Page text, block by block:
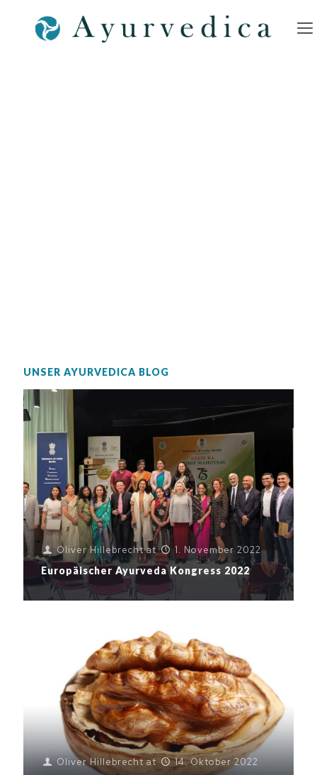
UNSER AYURVEDICA BLOG
Oliver Hillebrecht at
1. November 2022
Europäischer Ayurveda Kongress 2022
Oliver Hillebrecht at
14. Oktober 2022